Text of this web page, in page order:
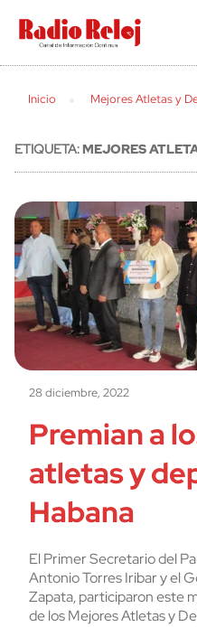
cerrar
Inicio Mejores Atletas y
ETIQUETA:MEJORES
28 diciembre, 2022
Premian a
atletas y
Habana
El Primer Secretario del
Antonio Torres Iribar y el
Zapata, participaron este
de los Mejores Atletas y